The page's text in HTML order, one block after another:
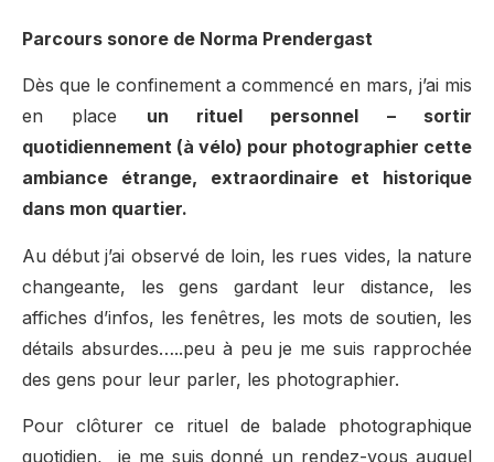
Parcours sonore de Norma Prendergast
Dès que le confinement a commencé en mars, j’ai mis
en place un rituel personnel – sortir
quotidiennement (à vélo) pour photographier cette
ambiance étrange, extraordinaire et historique
dans mon quartier.
Au début j’ai observé de loin, les rues vides, la nature
changeante, les gens gardant leur distance, les
affiches d’infos, les fenêtres, les mots de soutien, les
détails absurdes…..peu à peu je me suis rapprochée
des gens pour leur parler, les photographier.
Pour clôturer ce rituel de balade photographique
quotidien, je me suis donné un rendez-vous auquel